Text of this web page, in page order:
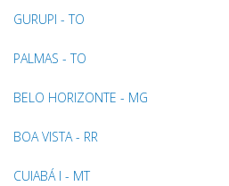
GURUPI - TO
PALMAS - TO
BELO HORIZONTE - MG
BOA VISTA - RR
CUIABÁ I - MT